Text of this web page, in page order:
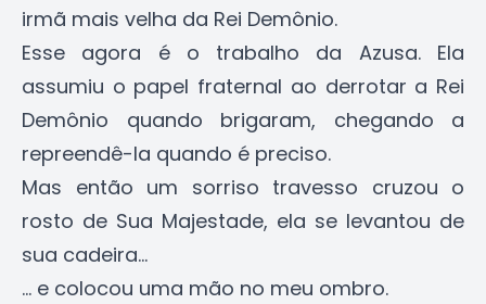
irmã mais velha da Rei Demônio.
Esse agora é o trabalho da Azusa. Ela
assumiu o papel fraternal ao derrotar a Rei
Demônio quando brigaram, chegando a
repreendê-la quando é preciso.
Mas então um sorriso travesso cruzou o
rosto de Sua Majestade, ela se levantou de
sua cadeira...
... e colocou uma mão no meu ombro.